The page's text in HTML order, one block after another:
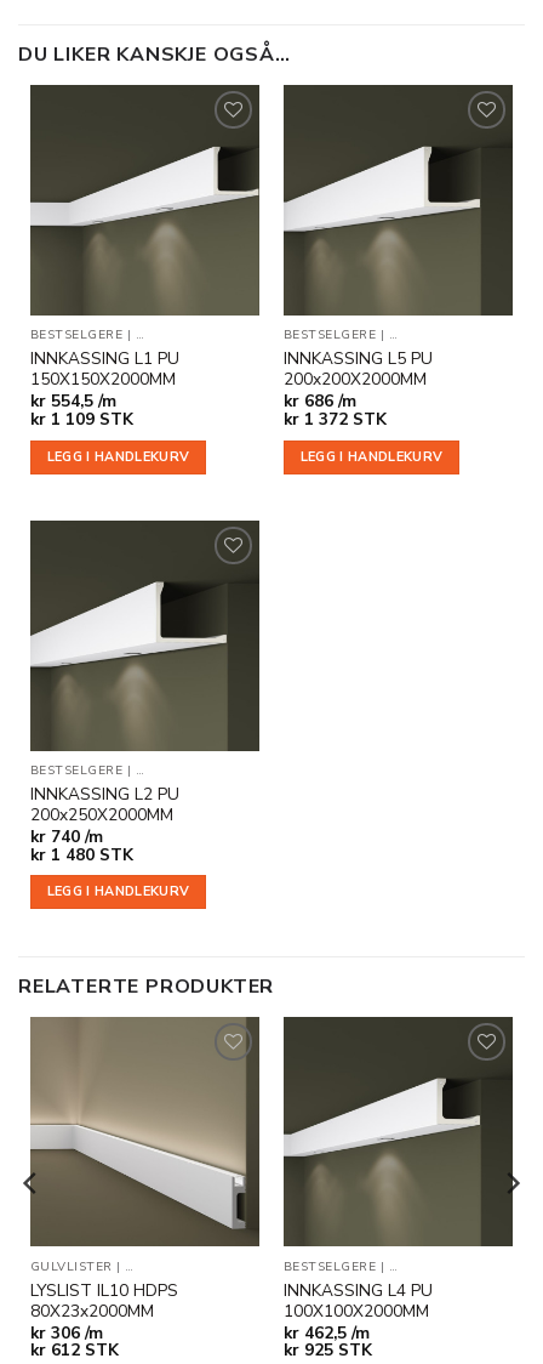
DU LIKER KANSKJE OGSÅ…
i
ønskeliste
BESTSELGERE | INDIREKTE BELYSNING|INNKASSINGER
INNKASSING L1 PU
150X150X2000MM
kr554,5 /m
kr1 109 STK
LEGG I HANDLEKURV
ønskeliste
BESTSELGERE | INDIREKTE BELYSNING
INNKASSING L5 PU
200x200X2000MM
kr686 /m
kr1 372 STK
LEGG I HANDLEKURV
ønskeliste
BESTSELGERE | INDIREKTE BELYSNING
INNKASSING L2 PU
200x250X2000MM
kr740 /m
kr1 480 STK
LEGG I HANDLEKURV
RELATERTE PRODUKTER
GULVLISTER | INDIREKTE BELYSNING
LYSLIST IL10 HDPS
80X23x2000MM
kr306 /m
kr612 STK
i
ønskeliste
BESTSELGERE | INDIREKTE BELYSNING
INNKASSING L4 PU
100X100X2000MM
kr462,5 /m
kr925 STK